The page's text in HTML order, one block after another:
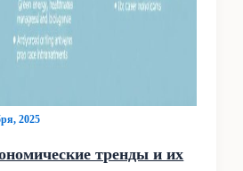
2025
тренды и их